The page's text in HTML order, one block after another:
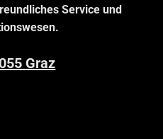
Service und
Graz